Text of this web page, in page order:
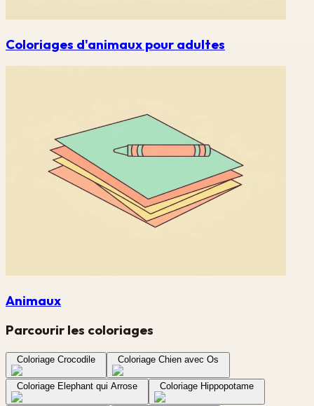
Coloriages d'animaux pour adultes
Animaux
Parcourir les coloriages
Coloriage Crocodile Coloriage Chien avec Os
Coloriage Elephant qui Arrose Coloriage Hippopotame